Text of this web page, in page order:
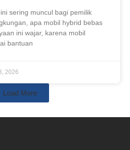
sering muncul bagi pemilik
apa mobil hybrid bebas
ini wajar, karena mobil
bantuan
2026
Load More